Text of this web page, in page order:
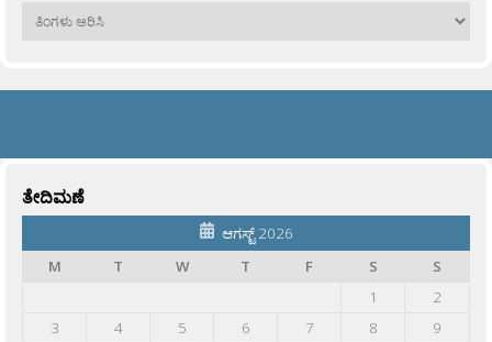
ಹಳೆಯವು
ತೇದಿಮಣೆ
ಆಗಸ್ಟ್ 2026
M
T W T F S
S
1
2
3
4 5 6 7 8
9